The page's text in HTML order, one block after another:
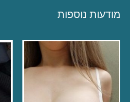
מודעות נוספות